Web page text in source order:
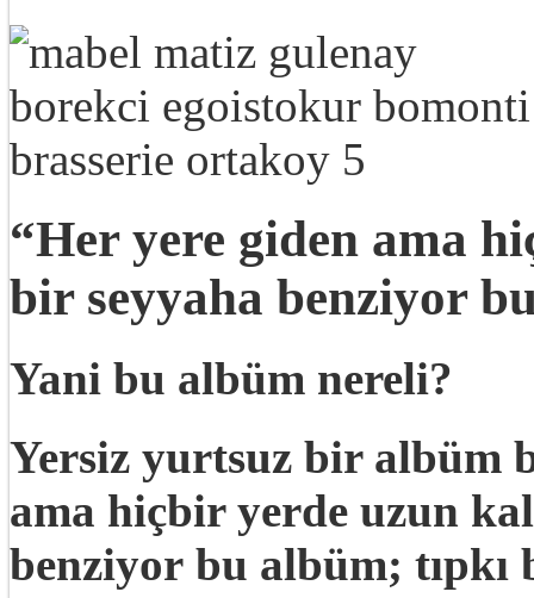
“Her yere giden ama
bir seyyaha benziyor
Yani bu albüm nereli?
Yersiz yurtsuz bir albüm
ama hiçbir yerde uzun
benziyor bu albüm;